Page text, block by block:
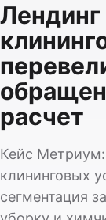
расчет
Кейс
клининговых
сегментация